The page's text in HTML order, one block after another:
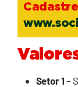
Setor 1 –